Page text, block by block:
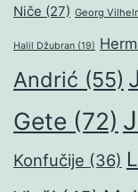
Niče (27) Georg
Halil Džubran (19)
Andrić (55)
Gete (72)
Konfučije (36)